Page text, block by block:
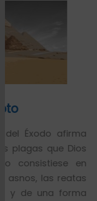
en
Sabías
esta